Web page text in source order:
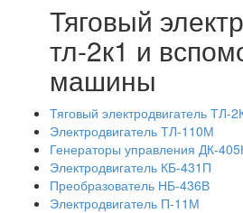
Тяговый
тл-2к1 и
машины
Тяговый электродвигатель ТЛ-
Электродвигатель ТЛ-110М
Генераторы управления ДК-
Электродвигатель КБ-431П
Преобразователь НБ-436В
Электродвигатель П-11М